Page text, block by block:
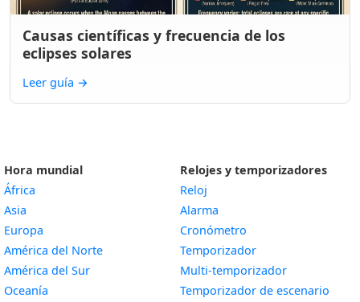
Causas científicas y frecuencia de los
eclipses solares
Leer guía →
Hora mundial
África
Asia
Europa
América del Norte
América del Sur
Oceanía
Relojes y temporizadores
Reloj
Alarma
Cronómetro
Temporizador
Multi-temporizador
Temporizador de escenario